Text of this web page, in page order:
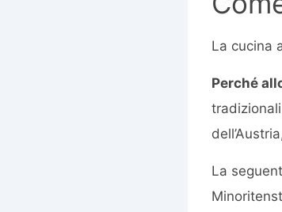
La cucina
Perché
La